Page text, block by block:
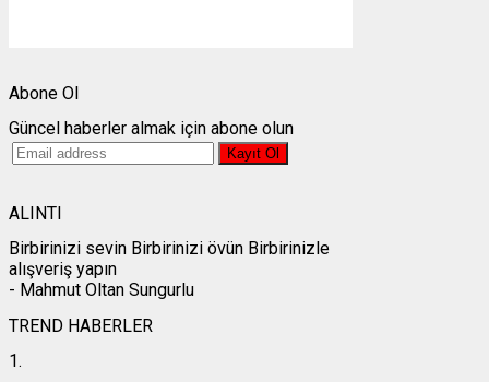
Abone Ol
Güncel haberler almak için abone olun
ALINTI
Birbirinizi sevin Birbirinizi övün Birbirinizle
alışveriş yapın
- Mahmut Oltan Sungurlu
TREND HABERLER
1.